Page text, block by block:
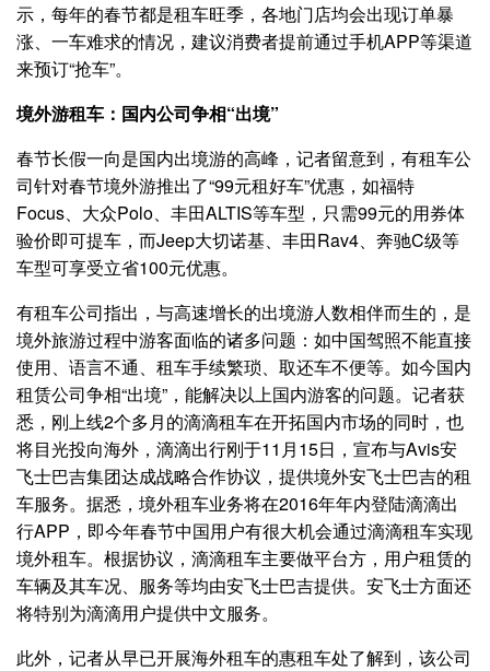
示，每年的春节都是租车旺季，各地门店均会出现订单暴
涨、一车难求的情况，建议消费者提前通过手机APP等渠道
来预订“抢车”。
境外游租车：国内公司争相“出境”
春节长假一向是国内出境游的高峰，记者留意到，有租车公
司针对春节境外游推出了“99元租好车”优惠，如福特
Focus、大众Polo、丰田ALTIS等车型，只需99元的用券体
验价即可提车，而Jeep大切诺基、丰田Rav4、奔驰C级等
车型可享受立省100元优惠。
有租车公司指出，与高速增长的出境游人数相伴而生的，是
境外旅游过程中游客面临的诸多问题：如中国驾照不能直接
使用、语言不通、租车手续繁琐、取还车不便等。如今国内
租赁公司争相“出境”，能解决以上国内游客的问题。记者获
悉，刚上线2个多月的滴滴租车在开拓国内市场的同时，也
将目光投向海外，滴滴出行刚于11月15日，宣布与Avis安
飞士巴吉集团达成战略合作协议，提供境外安飞士巴吉的租
车服务。据悉，境外租车业务将在2016年年内登陆滴滴出
行APP，即今年春节中国用户有很大机会通过滴滴租车实现
境外租车。根据协议，滴滴租车主要做平台方，用户租赁的
车辆及其车况、服务等均由安飞士巴吉提供。安飞士方面还
将特别为滴滴用户提供中文服务。
此外，记者从早已开展海外租车的惠租车处了解到，该公司